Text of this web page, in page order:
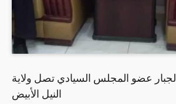
عضو المجلس السيادي تصل ولاية
النيل الأبيض